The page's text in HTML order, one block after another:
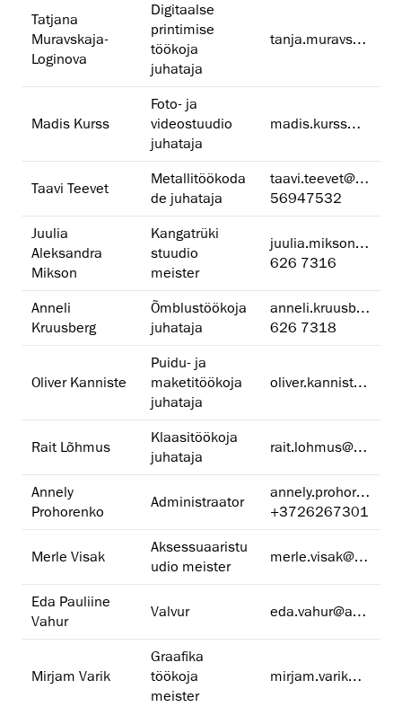
Tatjana
Muravskaja-
Loginova
Digitaalse
printimise
töökoja
juhataja
tanja.muravskaja@artun.ee
Madis Kurss
Foto- ja
videostuudio
juhataja
madis.kurss@artun.ee
Taavi Teevet
Metallitöökoda
de juhataja
taavi.teevet@artun.ee
56947532
Juulia
Aleksandra
Mikson
Kangatrüki
stuudio
meister
juulia.mikson@artun.ee
626 7316
Anneli
Kruusberg
Õmblustöökoja
juhataja
anneli.kruusberg@artun.ee
626 7318
Oliver Kanniste
Puidu- ja
maketitöökoja
juhataja
oliver.kanniste@artun.ee
Rait Lõhmus
Klaasitöökoja
juhataja
rait.lohmus@artun.ee
Annely
Prohorenko
Administraator
annely.prohorenko@artun.ee
+3726267301
Merle Visak
Aksessuaaristu
udio meister
merle.visak@artun.ee
Eda Pauliine
Vahur
Valvur eda.vahur@artun.ee
Mirjam Varik
Graafika
töökoja
meister
mirjam.varik@artun.ee